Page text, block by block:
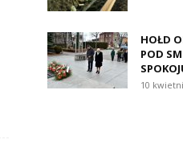
HOŁD
POD
10